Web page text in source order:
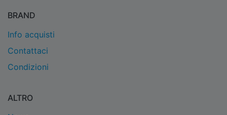
BRAND
Info acquisti
Contattaci
Condizioni
ALTRO